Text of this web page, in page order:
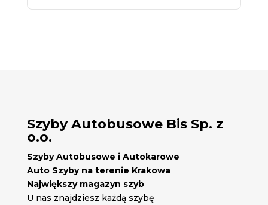
Szyby Autobusowe Bis Sp. z
o.o.
Szyby Autobusowe i Autokarowe
Auto Szyby na terenie Krakowa
Największy magazyn szyb
U nas znajdziesz każdą szybę